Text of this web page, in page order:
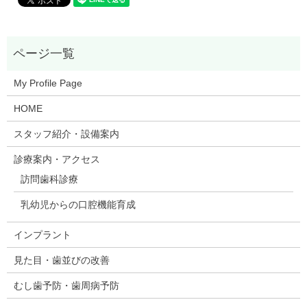
My Profile Page
HOME
スタッフ紹介・設備案内
診療案内・アクセス
訪問歯科診療
乳幼児からの口腔機能育成
インプラント
見た目・歯並びの改善
むし歯予防・歯周病予防